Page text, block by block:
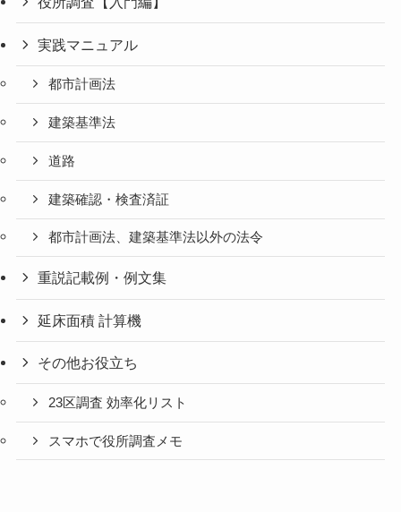
実践マニュアル
都市計画法
建築基準法
道路
建築確認・検査済証
都市計画法、建築基準法以外の法令
重説記載例・例文集
延床面積 計算機
その他お役立ち
23区調査 効率化リスト
スマホで役所調査メモ